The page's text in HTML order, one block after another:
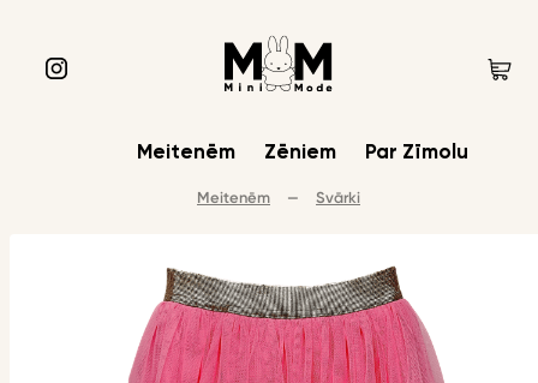
Meitenēm Zēniem Par Zīmolu
Meitenēm — Svārki